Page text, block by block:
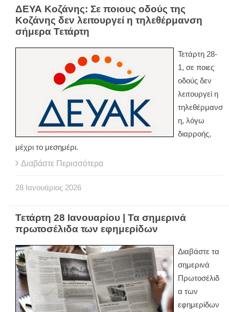
ΔΕΥΑ Κοζάνης: Σε ποιους οδούς της
Κοζάνης δεν λειτουργεί η τηλεθέρμανση
σήμερα Τετάρτη
Τετάρτη 28-
1, σε ποιες
οδούς δεν
λειτουργεί η
τηλεθέρμανσ
η, λόγω
διαρροής,
μέχρι το μεσημέρι.
Διαβάστε Περισσότερα
28 Ιανουάριος 2026
Τετάρτη 28 Ιανουαρίου | Τα σημερινά
πρωτοσέλιδα των εφημερίδων
Διαβάστε τα
σημερινά
Πρωτοσέλιδ
α των
εφημερίδων